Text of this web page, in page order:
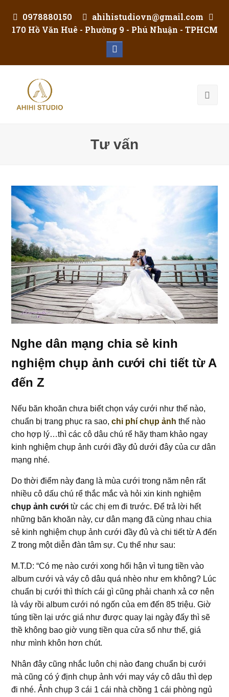
0978880150
ahihistudiovn@gmail.com
170 Hồ Văn Huê - Phường 9 - Phú Nhuận - TPHCM
Tư vấn
Nghe dân mạng chia sẻ kinh
nghiệm chụp ảnh cưới chi tiết từ A
đến Z
Nếu băn khoăn chưa biết chọn váy cưới như thế nào,
chuẩn bị trang phục ra sao,chi phí chụp ảnh thế nào
cho hợp lý…thì các cô dâu chú rể hãy tham khảo ngay
kinh nghiệm chụp ảnh cưới đầy đủ dưới đây của cư dân
mạng nhé.
Do thời điểm này đang là mùa cưới trong năm nên rất
nhiều cô dấu chú rể thắc mắc và hỏi xin kinh nghiệm
chụp ảnh cưới từ các chị em đi trước. Để trả lời hết
những băn khoăn này, cư dân mạng đã cùng nhau chia
sẻ kinh nghiệm chụp ảnh cưới đầy đủ và chi tiết từ A đến
Z trong một diễn đàn tâm sự. Cụ thể như sau:
M.T.D: “Có mẹ nào cưới xong hối hận vì tung tiền vào
album cưới và váy cô dâu quá nhèo như em không? Lúc
chuẩn bị cưới thì thích cái gì cũng phải chanh xả cơ nên
là váy rồi album cưới nó ngốn của em đến 85 triệu. Giờ
túng tiền lại ước giá như được quay lại ngày đấy thì sẽ
thề không bao giờ vung tiền qua cửa sổ như thế, giá
như mình khôn hơn chút.
Nhân đây cũng nhắc luôn chị nào đang chuẩn bị cưới
mà cũng có ý định chụp ảnh với may váy cô dâu thì dẹp
đi nhé. Ảnh chụp 3 cái 1 cái nhà chồng 1 cái phòng ngủ